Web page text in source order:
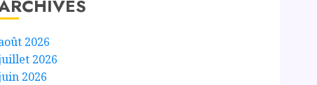
2026
2026
2026